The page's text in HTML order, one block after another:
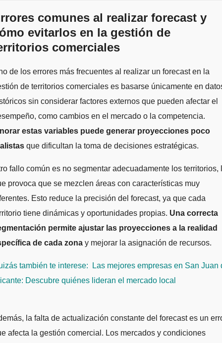
comunes al realizar forecast y
evitarlos en la gestión de
comerciales
de los errores más frecuentes al realizar un forecast en la
de territorios comerciales es basarse únicamente en
sin considerar factores externos que pueden afectar el
como cambios en el mercado o la competencia.
estas variables puede generar proyecciones poco
que dificultan la toma de decisiones estratégicas.
fallo común es no segmentar adecuadamente los territorios,
provoca que se mezclen áreas con características muy
Esto reduce la precisión del forecast, ya que cada
tiene dinámicas y oportunidades propias. Una correcta
permite ajustar las proyecciones a la realidad
de cada zona y mejorar la asignación de recursos.
también te interese:
Las mejores empresas en San Juan
Descubre quiénes lideran el mercado local
la falta de actualización constante del forecast es un
afecta la gestión comercial. Los mercados y condiciones